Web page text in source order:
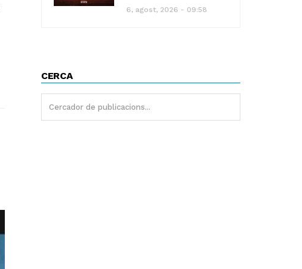
6, agost, 2026 - 09:58
CERCA